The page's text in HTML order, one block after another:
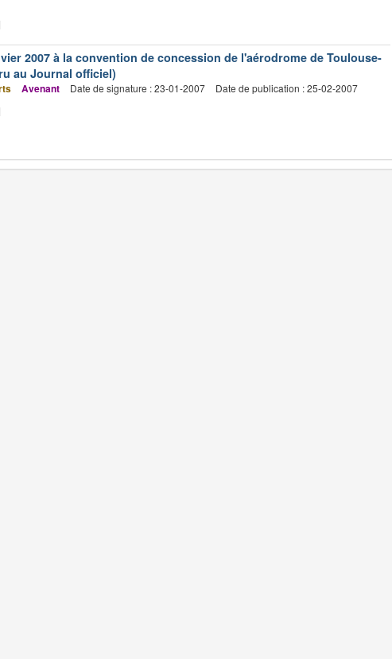
2007 à la convention de concession de l'aérodrome de Toulouse-
au Journal officiel)
Avenant Date de signature : 23-01-2007 Date de publication : 25-02-2007